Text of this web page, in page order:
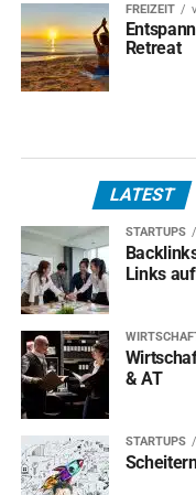
FREIZEIT
Retreat
LATEST
STARTUPS
Links
& AT
STARTUPS